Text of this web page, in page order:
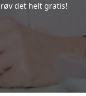
det helt gratis!